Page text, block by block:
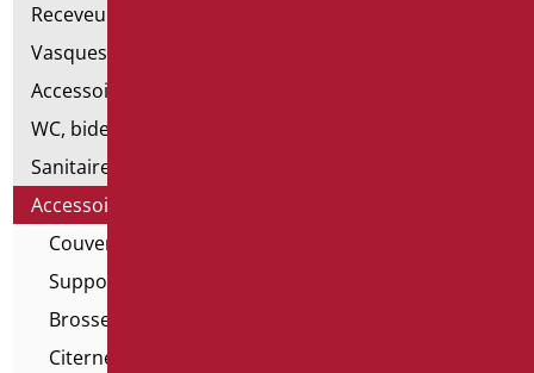
Receveurs et cabines de douche
Vasques
Accessoires pour lavabo
WC, bidet et pack WC
Sanitaires spéciaux
Accessoires pour cuvette
Couvercles de bord de toilette ouverts
Supports pour WC suspendus
Brosses de toilette
Citernes à déchets